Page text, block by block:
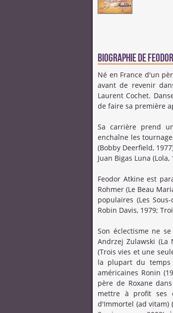
Biographie de
Né en France d'un
avant de revenir
Laurent Cochet.
de faire sa première
Sa carrière prend
enchaîne les
(Bobby Deerfield,
Juan Bigas Luna
Feodor Atkine est
Rohmer (Le Beau
populaires (Les
Robin Davis, 1979;
Son éclectisme ne
Andrzej Zulawski (La
(Trois vies et une
la plupart du temps
américaines Ronin
père de Roxane
mettre à profit ses
d'Immortel (ad vitam)